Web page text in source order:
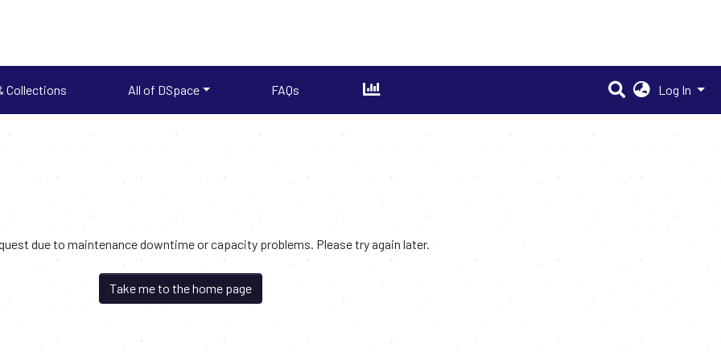
Collections All of DSpace FAQs Log In
due to maintenance downtime or capacity problems. Please try again later.
Take me to the home page